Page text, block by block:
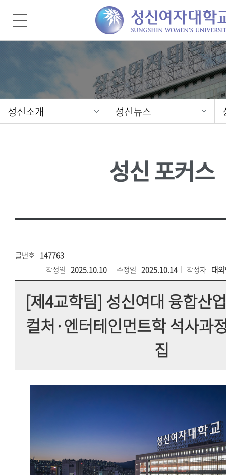
성신소개 성신뉴스
성신 포커스
글번호 147763
작성일 2025.10.10 수정일 2025.10.14 작성자 대
[제4교학팀] 성신여대 융합산
컬처·엔터테인먼트학 석사과
집